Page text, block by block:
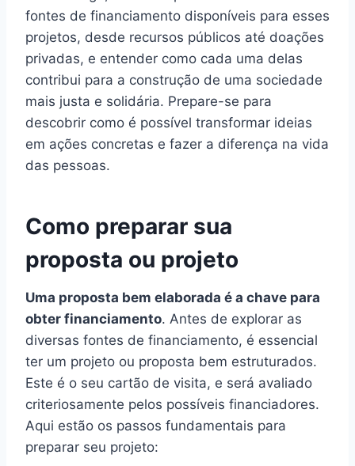
fontes de financiamento disponíveis para esses
projetos, desde recursos públicos até doações
privadas, e entender como cada uma delas
contribui para a construção de uma sociedade
mais justa e solidária. Prepare-se para
descobrir como é possível transformar ideias
em ações concretas e fazer a diferença na vida
das pessoas.
Como preparar sua
proposta ou projeto
Uma proposta bem elaborada é a chave para
obter financiamento. Antes de explorar as
diversas fontes de financiamento, é essencial
ter um projeto ou proposta bem estruturados.
Este é o seu cartão de visita, e será avaliado
criteriosamente pelos possíveis financiadores.
Aqui estão os passos fundamentais para
preparar seu projeto: